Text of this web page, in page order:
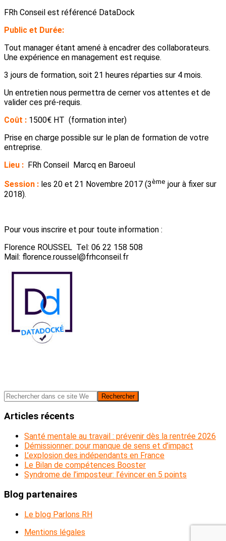
FRh Conseil est référencé DataDock
Public et Durée:
Tout manager étant amené à encadrer des collaborateurs.
Une expérience en management est requise.
3 jours de formation, soit 21 heures réparties sur 4 mois.
Un entretien nous permettra de cerner vos attentes et de
valider ces pré-requis.
Coût : 1500€ HT (formation inter)
Prise en charge possible sur le plan de formation de votre
entreprise.
Lieu : FRh Conseil Marcq en Baroeul
Session : les 20 et 21 Novembre 2017 (3ème jour à fixer sur
2018).
Pour vous inscrire et pour toute information :
Florence ROUSSEL Tel: 06 22 158 508
Mail: florence.roussel@frhconseil.fr
Barre
latérale
Rechercher
dans
ce
Web
Articles récents
Santé mentale au travail : prévenir dès la rentrée 2026
Démissionner: pour manque de sens et d’impact
L’explosion des indépendants en France
Le Bilan de compétences Booster
Syndrome de l’imposteur: l’évincer en 5 points
Blog partenaires
Le blog Parlons RH
Mentions légales